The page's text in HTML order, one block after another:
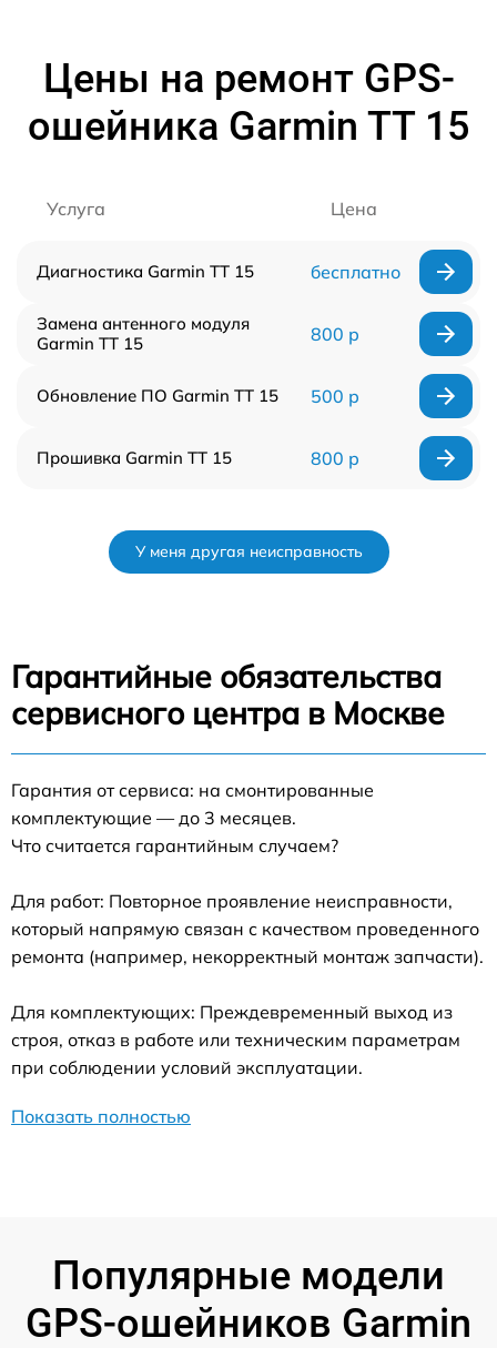
Цены на ремонт GPS-
ошейника Garmin TT 15
Услуга Цена
Диагностика Garmin TT 15 бесплатно
Замена антенного модуля
Garmin TT 15
800 р
Обновление ПО Garmin TT 15 500 р
Прошивка Garmin TT 15 800 р
У меня другая неисправность
Гарантийные обязательства
сервисного центра в Москве
Гарантия от сервиса: на смонтированные
комплектующие — до 3 месяцев.
Что считается гарантийным случаем?
Для работ: Повторное проявление неисправности,
который напрямую связан с качеством проведенного
ремонта (например, некорректный монтаж запчасти).
Для комплектующих: Преждевременный выход из
строя, отказ в работе или техническим параметрам
при соблюдении условий эксплуатации.
Показать полностью
Популярные модели
GPS-ошейников Garmin